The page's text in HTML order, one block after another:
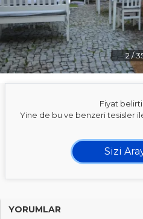
2/
Fiyat
Yine de bu ve benzeri tesisler
Sizi
YORUMLAR